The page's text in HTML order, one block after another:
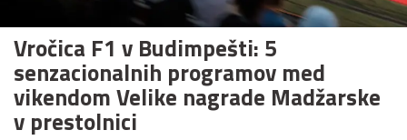
Vročica F1 v Budimpešti: 5
senzacionalnih programov med
vikendom Velike nagrade Madžarske
v prestolnici